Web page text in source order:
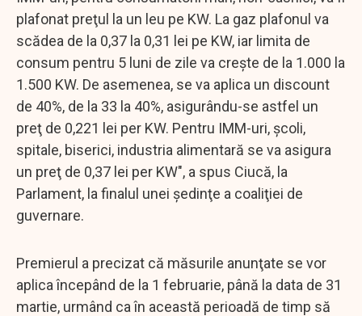
plafonat preţul la un leu pe KW. La gaz plafonul va
scădea de la 0,37 la 0,31 lei pe KW, iar limita de
consum pentru 5 luni de zile va creşte de la 1.000 la
1.500 KW. De asemenea, se va aplica un discount
de 40%, de la 33 la 40%, asigurându-se astfel un
preţ de 0,221 lei per KW. Pentru IMM-uri, şcoli,
spitale, biserici, industria alimentară se va asigura
un preţ de 0,37 lei per KW", a spus Ciucă, la
Parlament, la finalul unei şedinţe a coaliţiei de
guvernare.
Premierul a precizat că măsurile anunţate se vor
aplica începând de la 1 februarie, până la data de 31
martie, urmând ca în această perioadă de timp să